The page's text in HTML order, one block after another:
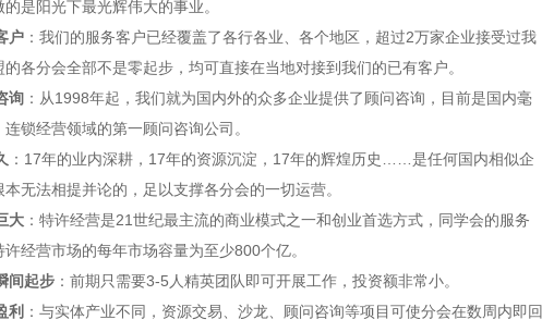
是阳光下最光辉伟大的事业。
户 ：我们的服务客户已经覆盖了各行各业、各个地区，超过2万家企业接受过我
各分会全部不是零起步，均可直接在当地对接到我们的已有客户。
询 ：从1998年起，我们就为国内外的众多企业提供了顾问咨询，目前是国内毫
锁经营领域的第一顾问咨询公司。
：17年的业内深耕，17年的资源沉淀，17年的辉煌历史……是任何国内相似企
无法相提并论的，足以支撑各分会的一切运营。
大 ：特许经营是21世纪最主流的商业模式之一和创业首选方式，同学会的服务
经营市场的每年市场容量为至少800个亿。
间起步 ：前期只需要3-5人精英团队即可开展工作，投资额非常小。
利 ：与实体产业不同，资源交易、沙龙、顾问咨询等项目可使分会在数周内即回